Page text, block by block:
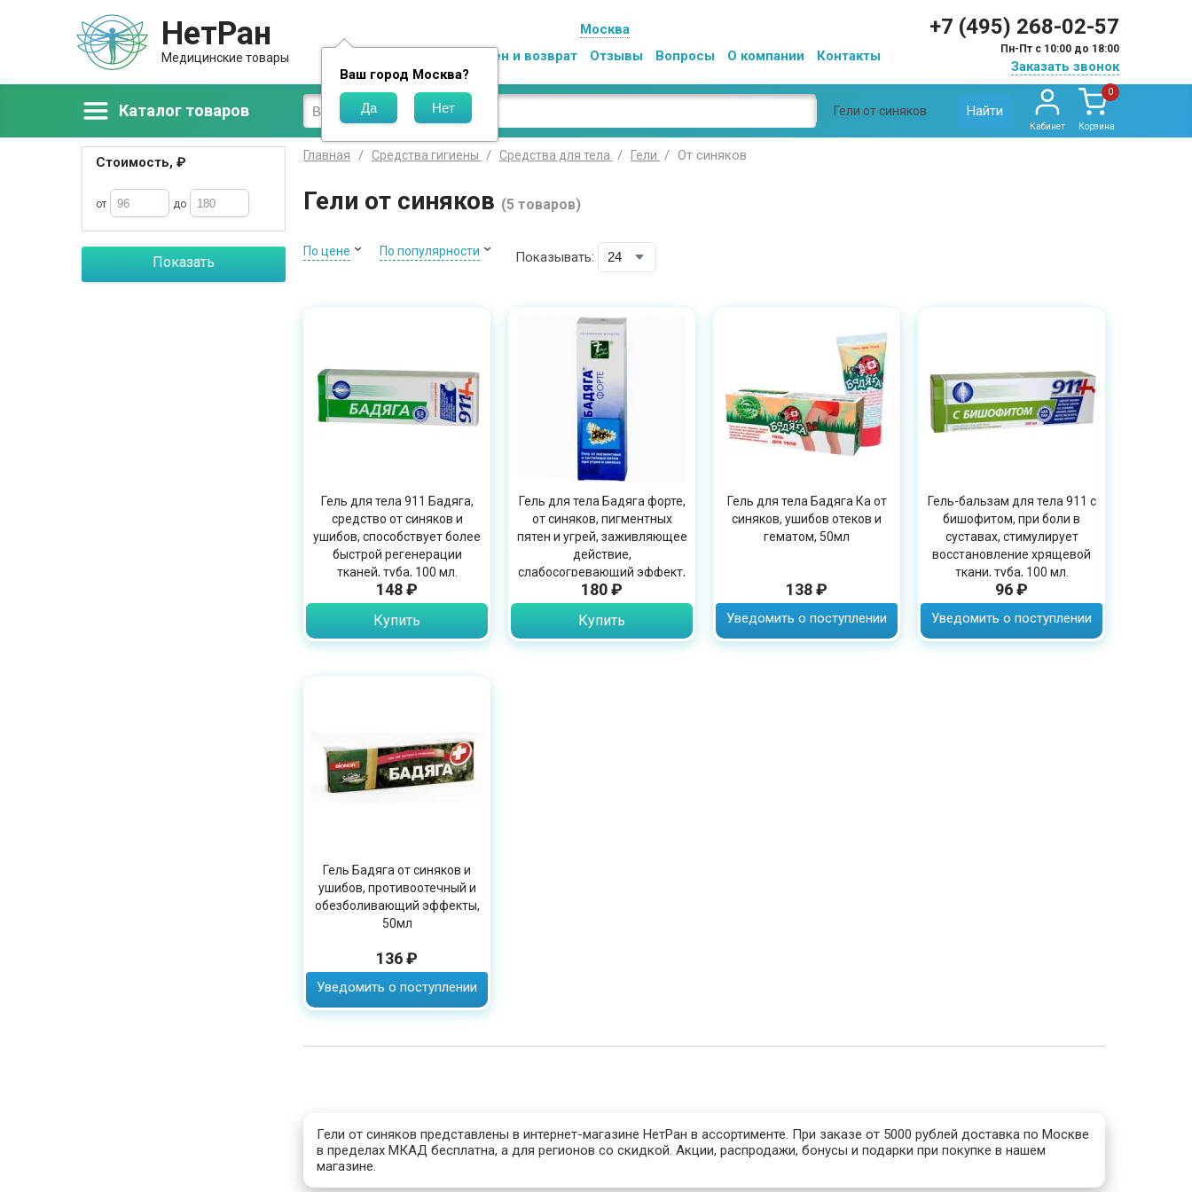
НетРан
Медицинские товары
Москва
Ваш город Москва?
Обмен и возврат Отзывы Вопросы О компании Контакты
+7 (495) 268-02-57
Пн-Пт с 10:00 до 18:00
Заказать звонок
Каталог товаров Гели от синяков Найти
Кабинет
0
Корзина
Стоимость, ₽
от до
Показать
Главная Средства гигиены Средства для тела Гели От синяков
Гели от синяков (5 товаров)
По цене По популярности Показывать:
Гель для тела 911 Бадяга,
средство от синяков и
ушибов, способствует более
быстрой регенерации
тканей, туба, 100 мл.
148 ₽
Купить
Гель для тела Бадяга форте,
от синяков, пигментных
пятен и угрей, заживляющее
действие,
слабосогревающий эффект,
75 мл
180 ₽
Купить
Гель для тела Бадяга Ка от
синяков, ушибов отеков и
гематом, 50мл
138 ₽
Уведомить о поступлении
Гель-бальзам для тела 911 с
бишофитом, при боли в
суставах, стимулирует
восстановление хрящевой
ткани, туба, 100 мл.
96 ₽
Уведомить о поступлении
Гель Бадяга от синяков и
ушибов, противоотечный и
обезболивающий эффекты,
50мл
136 ₽
Уведомить о поступлении
Гели от синяков представлены в интернет-магазине НетРан в ассортименте. При заказе от 5000 рублей доставка по Москве
в пределах МКАД бесплатна, а для регионов со скидкой. Акции, распродажи, бонусы и подарки при покупке в нашем
магазине.